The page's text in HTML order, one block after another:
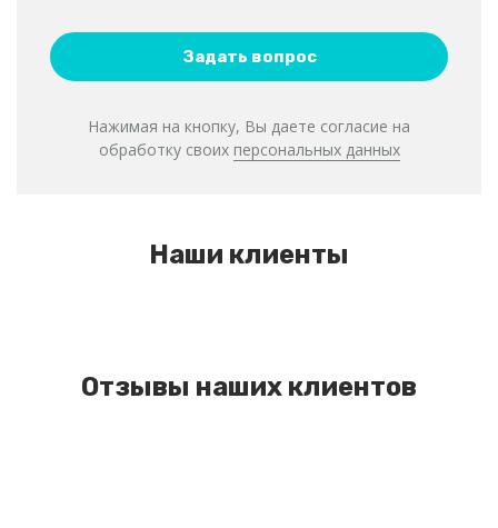
Нажимая на кнопку, Вы даете согласие на
обработку своих персональных данных
Наши клиенты
Отзывы наших клиентов